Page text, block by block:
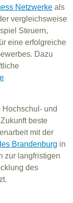
Netzwerke als
vergleichsweise
Steuern,
eine erfolgreiche
Dazu
und
beste
mit der
Brandenburg in
zur langfristigen
des